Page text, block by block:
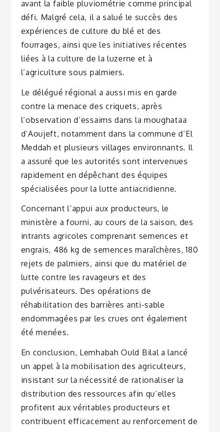
avant la faible pluviométrie comme principal
défi. Malgré cela, il a salué le succès des
expériences de culture du blé et des
fourrages, ainsi que les initiatives récentes
liées à la culture de la luzerne et à
l’agriculture sous palmiers.
Le délégué régional a aussi mis en garde
contre la menace des criquets, après
l’observation d’essaims dans la moughataa
d’Aoujeft, notamment dans la commune d’El
Meddah et plusieurs villages environnants. Il
a assuré que les autorités sont intervenues
rapidement en dépêchant des équipes
spécialisées pour la lutte antiacridienne.
Concernant l’appui aux producteurs, le
ministère a fourni, au cours de la saison, des
intrants agricoles comprenant semences et
engrais, 486 kg de semences maraîchères, 180
rejets de palmiers, ainsi que du matériel de
lutte contre les ravageurs et des
pulvérisateurs. Des opérations de
réhabilitation des barrières anti-sable
endommagées par les crues ont également
été menées.
En conclusion, Lemhabah Ould Bilal a lancé
un appel à la mobilisation des agriculteurs,
insistant sur la nécessité de rationaliser la
distribution des ressources afin qu’elles
profitent aux véritables producteurs et
contribuent efficacement au renforcement de